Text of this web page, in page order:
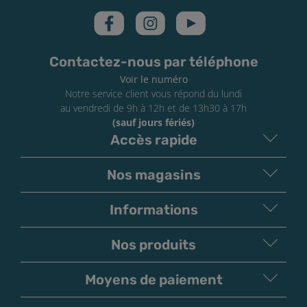
Contactez-nous par téléphone
Voir le numéro
Notre service client vous répond du lundi
au vendredi de 9h à 12h et de 13h30 à 17h
(sauf jours fériés)
Accès rapide
Nos magasins
Informations
Nos produits
Moyens de paiement